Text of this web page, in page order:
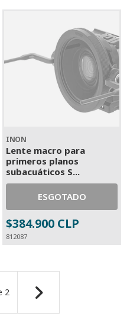
INON
Lente macro para
primeros planos
subacuáticos S...
ESGOTADO
$384.900 CLP
812087
2